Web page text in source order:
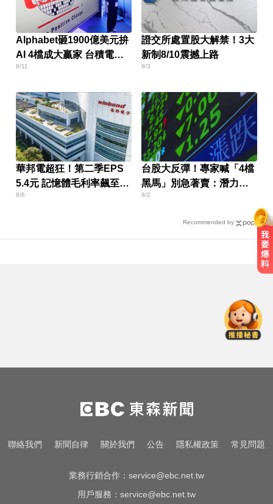
Alphabet砸1900億美元拚
AI 4檔成大贏家 台積電也
入列
6/11
證交所處置股大解禁！3大
新制8/10震撼上路
8/3
華邦電超狂！第二季EPS
5.4元 記憶體毛利率飆至
70.3%
8/6
台股大反彈！專家喊「4檔
黑馬」別急著賣：潛力已
浮現
8/2
Recommended by
捷
加拿大2飛機空中相撞！ 1人墜池塘
身亡
白海豚來襲又有「颱風整備假」？
聯絡我們 新聞自律 關於我們 公告 隱私權政策 常見問題
業務行銷合作： service@ebc.net.tw
用戶服務： service@ebc.net.tw